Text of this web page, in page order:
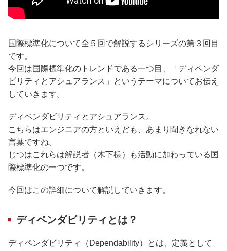
国際標準化について全５回で解説するシリーズの第３回目
です。
今回は国際標準化のトレンドである一つ目、「ディペンダ
ビリティとアシュアランス」というテーマについてお伝え
していきます。
ディペンダビリティとアシュアランス。
こちらはエンジニアの方といえども、あまり聞きなれない
言葉ですね。
じつはこれらは解説者（木下様）も活動に加わっている国
際標準化の一つです。
今回はこの詳細について解説していきます。
ディペンダビリティとは？
ディペンダビリティ（Dependability）とは、定義として